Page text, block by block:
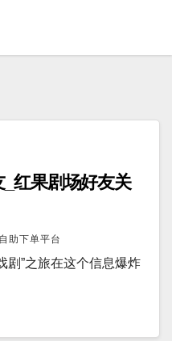
红果剧场好友关
助下单平台
剧”之旅在这个信息爆炸